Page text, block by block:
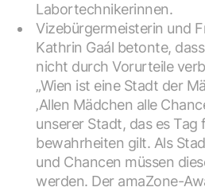
Labortechnikerinnen.
Vizebürgermeisterin und
Kathrin Gaál betonte,
nicht durch Vorurteile
„Wien ist eine Stadt der
‚Allen Mädchen alle
unserer Stadt, das es Tag
bewahrheiten gilt. Als
und Chancen müssen
werden. Der amaZone-